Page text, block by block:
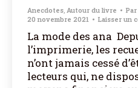
Anecdotes, Autour du livre Par
20 novembre 2021
Laisser un
La mode des ana
l’imprimerie, les
n’ont jamais cessé
lecteurs qui, ne